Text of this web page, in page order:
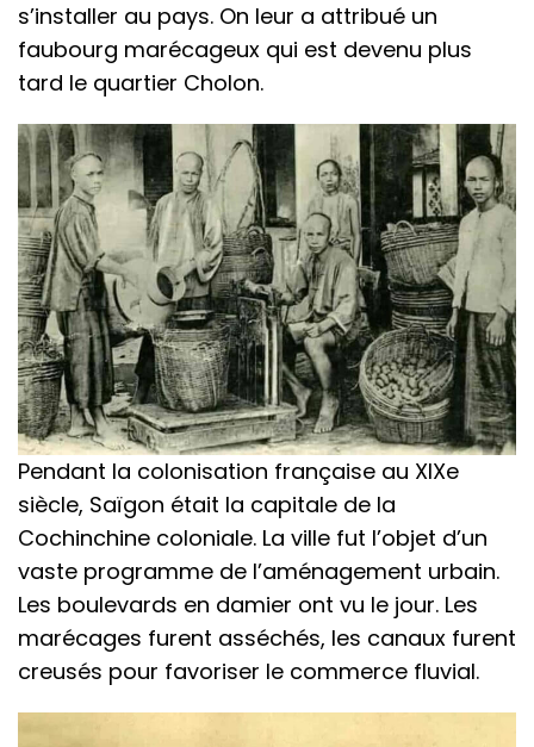
s’installer au pays. On leur a attribué un
faubourg marécageux qui est devenu plus
tard le quartier Cholon.
Pendant la colonisation française au XIXe
siècle, Saïgon était la capitale de la
Cochinchine coloniale. La ville fut l’objet d’un
vaste programme de l’aménagement urbain.
Les boulevards en damier ont vu le jour. Les
marécages furent asséchés, les canaux furent
creusés pour favoriser le commerce fluvial.